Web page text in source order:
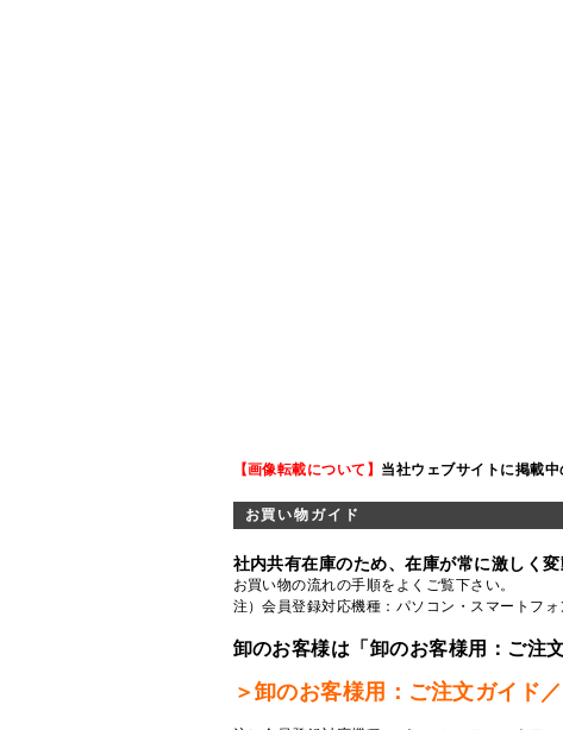
【画像転載について】 当社ウェブサイトに掲載
お買い物ガイド
社内共有在庫のため、在庫が常に激しく
お買い物の流れの手順をよくご覧下さい。
注）会員登録対応機種：パソコン・スマートフ
卸のお客様は「卸のお客様用：ご注
＞卸のお客様用：ご注文ガイド